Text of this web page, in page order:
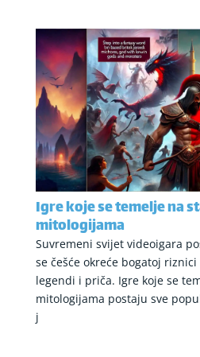
Igre koje se temelje na
mitologijama
Suvremeni svijet videoigara
se češće okreće bogatoj
legendi i priča. Igre koje se
mitologijama postaju sve
j